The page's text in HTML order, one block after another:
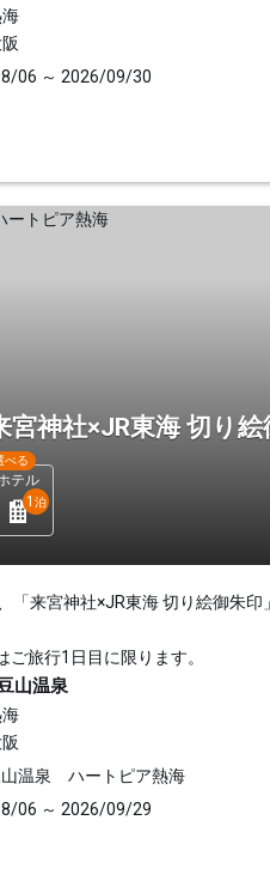
06 ～ 2026/09/30
宮神社×JR東海 切り
テル
べる
1 泊
「来宮神社×JR東海 切り絵御朱
旅行1日目に限ります。
山温泉
山温泉 ハートピア熱海
06 ～ 2026/09/29